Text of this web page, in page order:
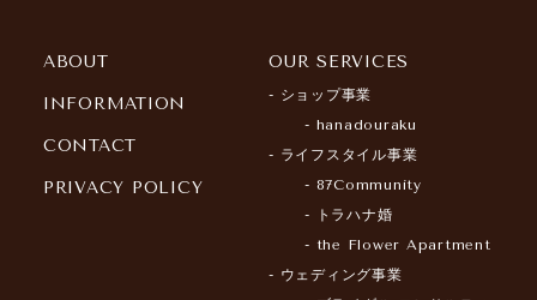
ABOUT
INFORMATION
CONTACT
PRIVACY POLICY
OUR SERVICES
ショップ事業
hanadouraku
ライフスタイル事業
87Community
トラハナ婚
the Flower Apartment
ウェディング事業